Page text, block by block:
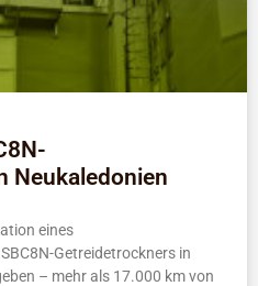
Neukaledonien
eines
Getreidetrockners in
– mehr als 17.000 km von